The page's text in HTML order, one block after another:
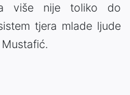
više nije toliko do
tjera mlade ljude